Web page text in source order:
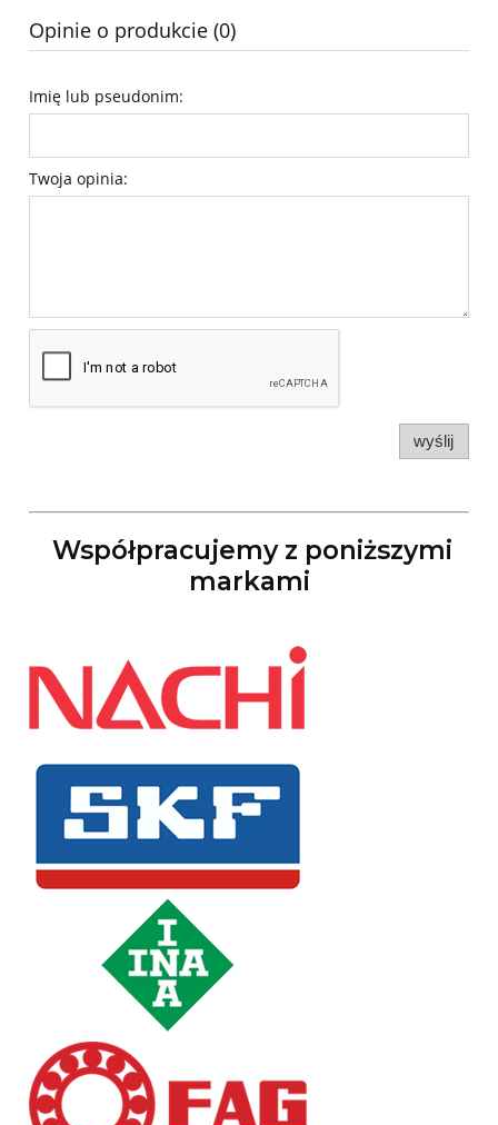
Opinie o produkcie (0)
Imię lub pseudonim:
Twoja opinia:
wyślij
Współpracujemy z poniższymi
markami